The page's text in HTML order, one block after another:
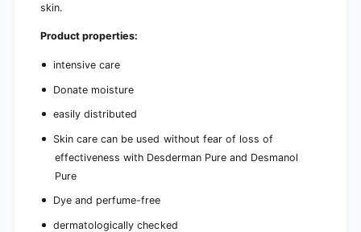
skin.
Product properties:
intensive care
Donate moisture
easily distributed
Skin care can be used without fear of loss of
effectiveness with Desderman Pure and Desmanol
Pure
Dye and perfume-free
dermatologically checked